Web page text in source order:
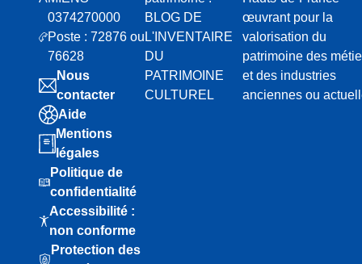
0374270000
Poste : 72876 ou
76628
Nous
contacter
Aide
Mentions
légales
Politique de
confidentialité
Accessibilité :
non conforme
Protection des
BLOG DE
L'INVENTAIRE
DU
PATRIMOINE
CULTUREL
œuvrant pour la
valorisation du
patrimoine des
et des industries
anciennes ou